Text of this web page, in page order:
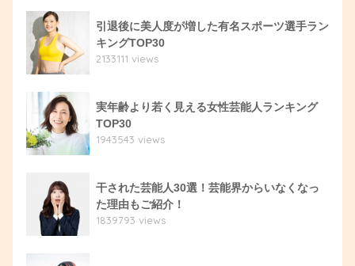
引退後に美人度が増した有名スポーツ選手ラン
キングTOP30
2133111 views
実年齢より若く見える女性芸能人ランキング
TOP30
1943543 views
干された芸能人30選！芸能界からいなくなっ
た理由もご紹介！
1839793 views